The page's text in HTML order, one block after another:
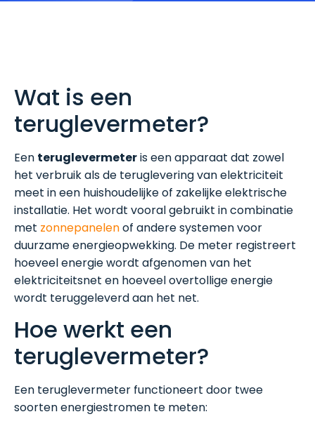
Wat is een
teruglevermeter?
Een teruglevermeteris een apparaat dat zowel
het verbruik als de teruglevering van elektriciteit
meet in een huishoudelijke of zakelijke elektrische
installatie. Het wordt vooral gebruikt in combinatie
met zonnepanelenof andere systemen voor
duurzame energieopwekking. De meter registreert
hoeveel energie wordt afgenomen van het
elektriciteitsnet en hoeveel overtollige energie
wordt teruggeleverd aan het net.
Hoe werkt een
teruglevermeter?
Een teruglevermeter functioneert door twee
soorten energiestromen te meten: